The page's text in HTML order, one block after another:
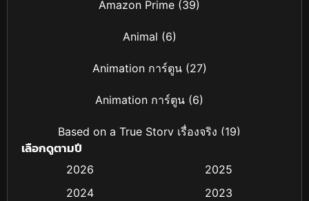
Amazon Prime (39)
Animal (6)
Animation การ์ตูน(27)
Animation การ์ตูน (6)
Based on a True Story เรื่องจริง (19)
Biography ชีวิตจริง (16)
เลือกดูตามปี
2026
2025
2024
2023